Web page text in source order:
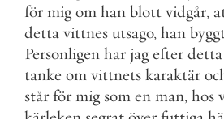
för mig om han blott vidgår,
detta vittnes utsago, han
Personligen har jag efter detta
tanke om vittnets karaktär
står för mig som en man, hos